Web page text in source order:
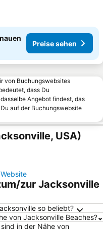
Preise sehen
von Buchungswebsites
dass Du
Angebot findest, das
auf der Buchungswebsite
USA)
zur Jacksonville
so beliebt?
von Jacksonville Beaches?
in der Nähe von